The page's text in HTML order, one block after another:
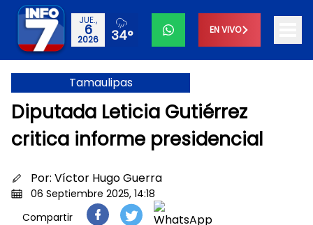
JUE.,
6
2026 34° EN VIVO
Tamaulipas
Diputada Leticia Gutiérrez
critica informe presidencial
Por: Víctor Hugo Guerra
06 Septiembre 2025, 14:18
Compartir